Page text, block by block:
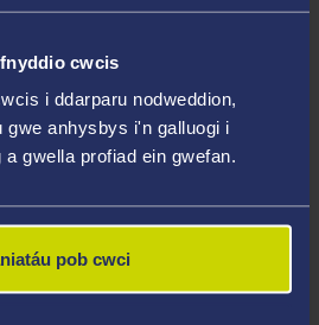
cwcis
i ddarparu nodweddion,
gwe anhysbys i'n galluogi i
gwella profiad ein gwefan.
pob cwci
CYMRAEG
yn ardaloedd